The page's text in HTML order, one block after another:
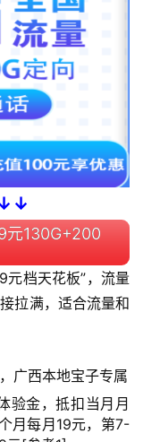
元130G+200
元档天花板”，流量
拉满，适合流量和
广西本地宝子专属
验金，抵扣当月月
月每月19元，第7-